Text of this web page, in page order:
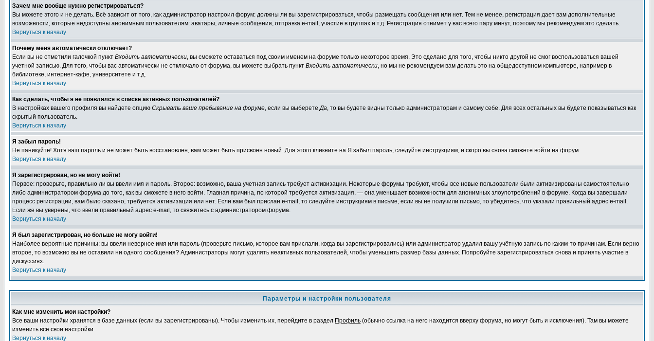
Зачем мне вообще нужно регистрироваться?
Вы можете этого и не делать. Всё зависит от того, как администратор настроил форум: должны ли вы зарегистрироваться, чтобы размещать сообщения или нет. Тем не менее, регистрация дает вам дополнительные
возможности, которые недоступны анонимным пользователям: аватары, личные сообщения, отправка e-mail, участие в группах и т.д. Регистрация отнимет у вас всего пару минут, поэтому мы рекомендуем это сделать.
Вернуться к началу
Почему меня автоматически отключает?
Если вы не отметили галочкой пункт Входить автоматически, вы сможете оставаться под своим именем на форуме только некоторое время. Это сделано для того, чтобы никто другой не смог воспользоваться вашей
учетной записью. Для того, чтобы вас автоматически не отключало от форума, вы можете выбрать пункт Входить автоматически, но мы не рекомендуем вам делать это на общедоступном компьютере, например в
библиотеке, интернет-кафе, университете и т.д.
Вернуться к началу
Как сделать, чтобы я не появлялся в списке активных пользователей?
В настройках вашего профиля вы найдете опцию Скрывать ваше пребывание на форуме, если вы выберетеДа, то вы будете видны только администраторам и самому себе. Для всех остальных вы будете показываться как
скрытый пользователь.
Вернуться к началу
Я забыл пароль!
Не паникуйте! Хотя ваш пароль и не может быть восстановлен, вам может быть присвоен новый. Для этого кликните на Я забыл пароль, следуйте инструкциям, и скоро вы снова сможете войти на форум
Вернуться к началу
Я зарегистрирован, но не могу войти!
Первое: проверьте, правильно ли вы ввели имя и пароль. Второе: возможно, ваша учетная запись требует активизации. Некоторые форумы требуют, чтобы все новые пользователи были активизированы самостоятельно
либо администратором форума до того, как вы сможете в него войти. Главная причина, по которой требуется активизация, — она уменьшает возможности для анонимных злоупотреблений в форуме. Когда вы завершали
процесс регистрации, вам было сказано, требуется активизация или нет. Если вам был прислан e-mail, то следуйте инструкциям в письме, если вы не получили письмо, то убедитесь, что указали правильный адрес e-mail.
Если же вы уверены, что ввели правильный адрес e-mail, то свяжитесь с администратором форума.
Вернуться к началу
Я был зарегистрирован, но больше не могу войти!
Наиболее вероятные причины: вы ввели неверное имя или пароль (проверьте письмо, которое вам прислали, когда вы зарегистрировались) или администратор удалил вашу учётную запись по каким-то причинам. Если верно
второе, то возможно вы не оставили ни одного сообщения? Администраторы могут удалять неактивных пользователей, чтобы уменьшить размер базы данных. Попробуйте зарегистрироваться снова и принять участие в
дискуссиях.
Вернуться к началу
Параметры и настройки пользователя
Как мне изменить мои настройки?
Все ваши настройки хранятся в базе данных (если вы зарегистрированы). Чтобы изменить их, перейдите в раздел Профиль (обычно ссылка на него находится вверху форума, но могут быть и исключения). Там вы можете
изменить все свои настройки
Вернуться к началу